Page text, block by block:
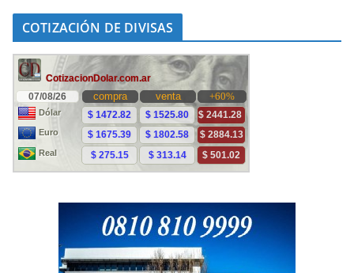
COTIZACIÓN DE DIVISAS